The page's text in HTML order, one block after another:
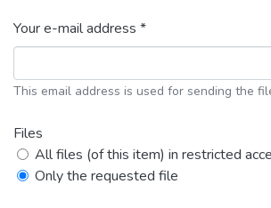
Your e-mail address *
This email address is used for sending the
Files
All files (of this item) in restricted
Only the requested file